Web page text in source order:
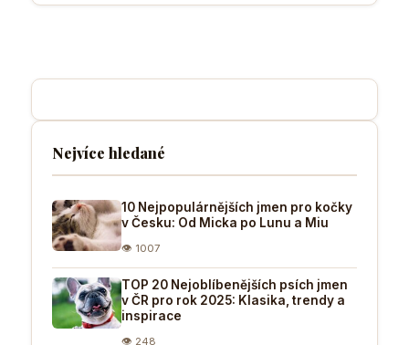
Nejvíce hledané
10 Nejpopulárnějších jmen pro kočky
v Česku: Od Micka po Lunu a Miu
👁 1007
TOP 20 Nejoblíbenějších psích jmen
v ČR pro rok 2025: Klasika, trendy a
inspirace
👁 248